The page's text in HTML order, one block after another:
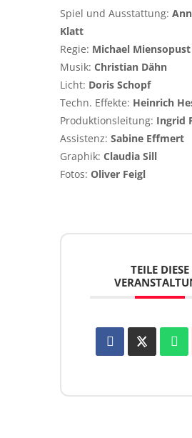
Spiel und Ausstattung:
Klatt
Regie: Michael Miensopust
Musik: Christian Dähn
Licht: Doris Schopf
Techn. Effekte: Heinrich
Produktionsleitung: Ingrid
Assistenz: Sabine Effmert
Graphik: Claudia Sill
Fotos: Oliver Feigl
TEILE DIESE